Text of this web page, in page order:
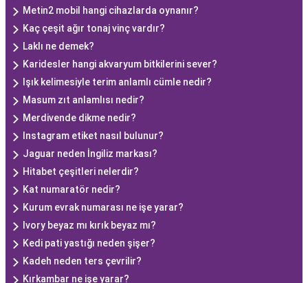
Metin2 mobil hangi cihazlarda oynanır?
Kaç çeşit ağır tonaj vinç vardır?
Laklı ne demek?
Karidesler hangi akvaryum bitkilerini sever?
Işık kelimesiyle terim anlamlı cümle nedir?
Masum zıt anlamlısı nedir?
Merdivende dikme nedir?
Instagram etiket nasıl bulunur?
Jaguar neden İngiliz markası?
Hitabet çeşitleri nelerdir?
Kat numaratör nedir?
Kurum evrak numarası ne işe yarar?
Ivory beyaz mı kırık beyaz mı?
Kedi pati yastığı neden şişer?
Kadeh neden ters çevrilir?
Kırkambar ne işe yarar?